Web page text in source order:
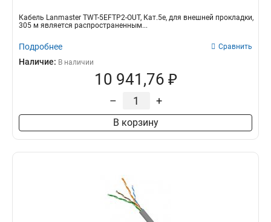
Кабель Lanmaster TWT-5EFTP2-OUT, Кат.5е, для внешней прокладки,
305 м является распространенным...
Подробнее Сравнить
Наличие: В наличии
10 941,76 ₽
– +
В корзину